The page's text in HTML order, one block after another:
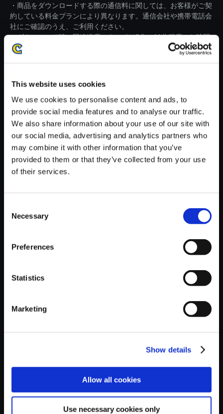
This website uses cookies
We use cookies to personalise content and ads, to
provide social media features and to analyse our traffic.
We also share information about your use of our site with
our social media, advertising and analytics partners who
may combine it with other information that you’ve
provided to them or that they’ve collected from your use
of their services.
Selection
Necessary
Preferences
Statistics
Marketing
Show details
Allow all cookies
Use necessary cookies only
・商品をダウンロードする際の通信料に関しては、お客様がご契
約している料金プランにより異なります。通信会社や携帯電話会
社にご確認のうえ、ご利用ください。
・ダウンロード時、回線速度によっては5分～60分程度のお時間
がかかる場合がございます。
※ご購入いただいたファイルのダウンロードの際には、通信環境
【単曲】モンスターハンター フ
ロンティアG オリジナル・サウ
150円
【単曲】モンスタ